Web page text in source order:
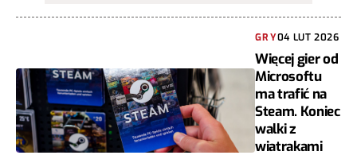
GRY04 LUT 2026
Więcej gier od
Microsoftu
ma trafić na
Steam. Koniec
walki z
wiatrakami